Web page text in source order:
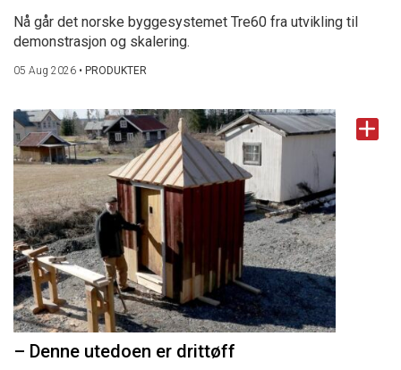
Nå går det norske byggesystemet Tre60 fra utvikling til
demonstrasjon og skalering.
05 Aug 2026 • PRODUKTER
– Denne utedoen er drittøff